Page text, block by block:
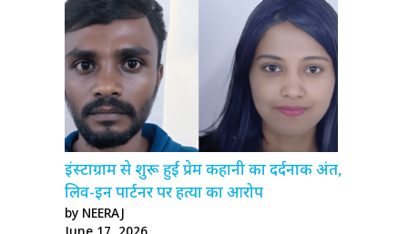
इंस्टाग्राम से शुरू हुई प्रेम कहानी का दर्दनाक अंत,
लिव-इन पार्टनर पर हत्या का आरोप
by NEERAJ